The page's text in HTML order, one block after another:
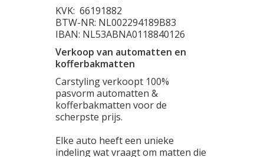
KVK: 66191882
BTW-NR: NL002294189B83
IBAN: NL53ABNA0118840126
Verkoop van automatten en
kofferbakmatten
Carstyling verkoopt 100%
pasvorm automatten &
kofferbakmatten voor de
scherpste prijs.
Elke auto heeft een unieke
indeling wat vraagt om matten die